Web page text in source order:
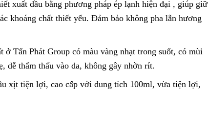
xuất dầu bằng phương pháp ép lạnh hiện đại , giúp giữ
khoáng chất thiết yếu. Đảm bảo không pha lẫn hương
ở Tấn Phát Group có màu vàng nhạt trong suốt, có mùi
dễ thẩm thấu vào da, không gây nhờn rít.
xịt tiện lợi, cao cấp với dung tích 100ml, vừa tiện lợi,